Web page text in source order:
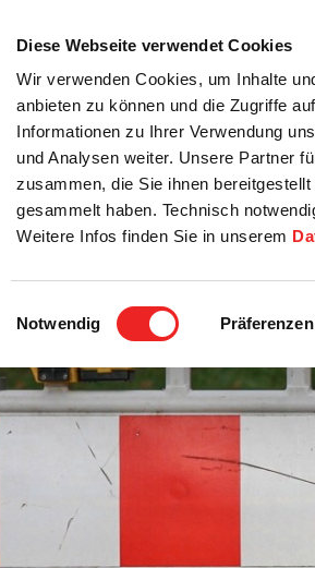
Diese Webseite verwendet Cookies
Wir verwenden Cookies, um Inhalte
anbieten zu können und die Zugriffe
Informationen zu Ihrer Verwendung
und Analysen weiter. Unsere Partner
zusammen, die Sie ihnen
gesammelt haben. Technisch
Weitere Infos finden Sie in unserem
Einwilligungsauswahl
Notwendig Präferenzen
Startseite
Rats- / Bürgerinfo